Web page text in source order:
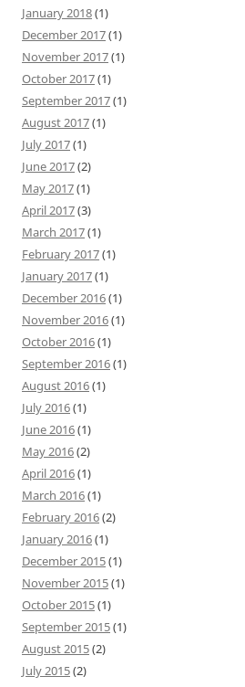
January 2018(1)
December 2017(1)
November 2017(1)
October 2017(1)
September 2017(1)
August 2017(1)
July 2017(1)
June 2017(2)
May 2017(1)
April 2017(3)
March 2017(1)
February 2017(1)
January 2017(1)
December 2016(1)
November 2016(1)
October 2016(1)
September 2016(1)
August 2016(1)
July 2016(1)
June 2016(1)
May 2016(2)
April 2016(1)
March 2016(1)
February 2016(2)
January 2016(1)
December 2015(1)
November 2015(1)
October 2015(1)
September 2015(1)
August 2015(2)
July 2015(2)